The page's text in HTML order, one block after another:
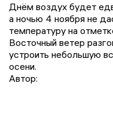
Днём воздух будет
а ночью 4 ноября не
температуру на
Восточный ветер
устроить небольшую
осени.
Автор: